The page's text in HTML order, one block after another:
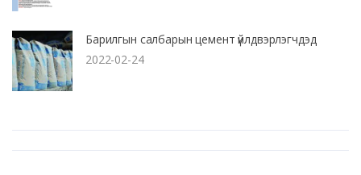
Барилгын салбарын цемент үйлдвэрлэгчдэд
2022-02-24